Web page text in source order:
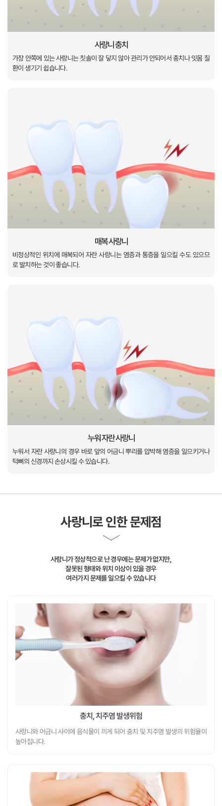
가장 안쪽에 있는 사랑니는칫솔이 잘 닿지 않아 관리가 안되어서
비정상적인 위치에 매복되어 자란 사랑니는
로
누워서 자란 사랑니의 경우 바로 앞의 어금니 뿌리를 압박해 염증을 일으키거나
사랑니가 정상적으로 난 경우에는 문제가 없지만,
잘못된 형태와 위치 이상이 있을 경우
사랑니와 어금니 사이에 음식물이 끼게 되어 충치 및 치주염 발생의 위험율이